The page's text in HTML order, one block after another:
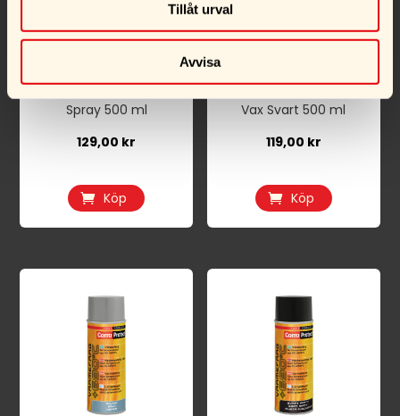
Tillåt urval
Avvisa
Spray 500 ml
129,00 kr
Köp
Vax Svart 500 ml
119,00 kr
Köp